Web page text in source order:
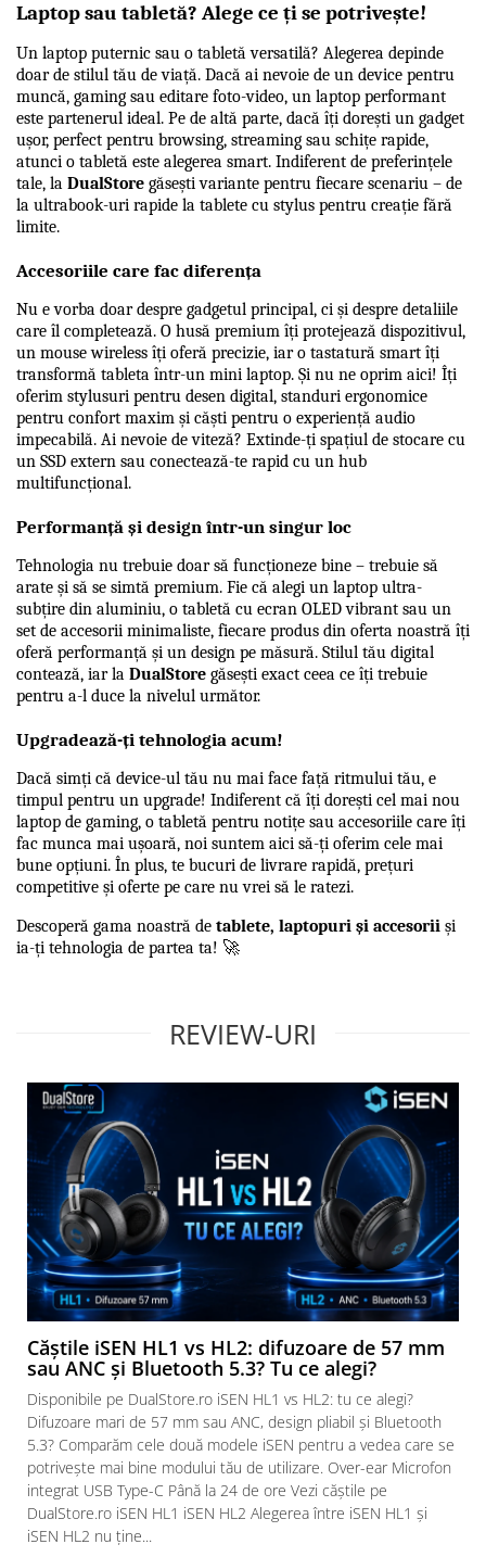
Laptop sau tabletă? Alege ce ți se potrivește!
Un laptop puternic sau o tabletă versatilă? Alegerea depinde
doar de stilul tău de viață. Dacă ai nevoie de un device pentru
muncă, gaming sau editare foto-video, un laptop performant
este partenerul ideal. Pe de altă parte, dacă îți dorești un gadget
ușor, perfect pentru browsing, streaming sau schițe rapide,
atunci o tabletă este alegerea smart. Indiferent de preferințele
tale, la DualStore găsești variante pentru fiecare scenariu – de
la ultrabook-uri rapide la tablete cu stylus pentru creație fără
limite.
Accesoriile care fac diferența
Nu e vorba doar despre gadgetul principal, ci și despre detaliile
care îl completează. O husă premium îți protejează dispozitivul,
un mouse wireless îți oferă precizie, iar o tastatură smart îți
transformă tableta într-un mini laptop. Și nu ne oprim aici! Îți
oferim stylusuri pentru desen digital, standuri ergonomice
pentru confort maxim și căști pentru o experiență audio
impecabilă. Ai nevoie de viteză? Extinde-ți spațiul de stocare cu
un SSD extern sau conectează-te rapid cu un hub
multifuncțional.
Performanță și design într-un singur loc
Tehnologia nu trebuie doar să funcționeze bine – trebuie să
arate și să se simtă premium. Fie că alegi un laptop ultra-
subțire din aluminiu, o tabletă cu ecran OLED vibrant sau un
set de accesorii minimaliste, fiecare produs din oferta noastră îți
oferă performanță și un design pe măsură. Stilul tău digital
contează, iar la DualStore găsești exact ceea ce îți trebuie
pentru a-l duce la nivelul următor.
Upgradează-ți tehnologia acum!
Dacă simți că device-ul tău nu mai face față ritmului tău, e
timpul pentru un upgrade! Indiferent că îți dorești cel mai nou
laptop de gaming, o tabletă pentru notițe sau accesoriile care îți
fac munca mai ușoară, noi suntem aici să-ți oferim cele mai
bune opțiuni. În plus, te bucuri de livrare rapidă, prețuri
competitive și oferte pe care nu vrei să le ratezi.
Descoperă gama noastră de tablete, laptopuri și accesorii și
ia-ți tehnologia de partea ta! 🚀
REVIEW-URI
Căștile iSEN HL1 vs HL2: difuzoare de 57 mm
sau ANC și Bluetooth 5.3? Tu ce alegi?
Disponibile pe DualStore.ro iSEN HL1 vs HL2: tu ce alegi?
Difuzoare mari de 57 mm sau ANC, design pliabil și Bluetooth
5.3? Comparăm cele două modele iSEN pentru a vedea care se
potrivește mai bine modului tău de utilizare. Over-ear Microfon
integrat USB Type-C Până la 24 de ore Vezi căștile pe
DualStore.ro iSEN HL1 iSEN HL2 Alegerea între iSEN HL1 și
iSEN HL2 nu ține...